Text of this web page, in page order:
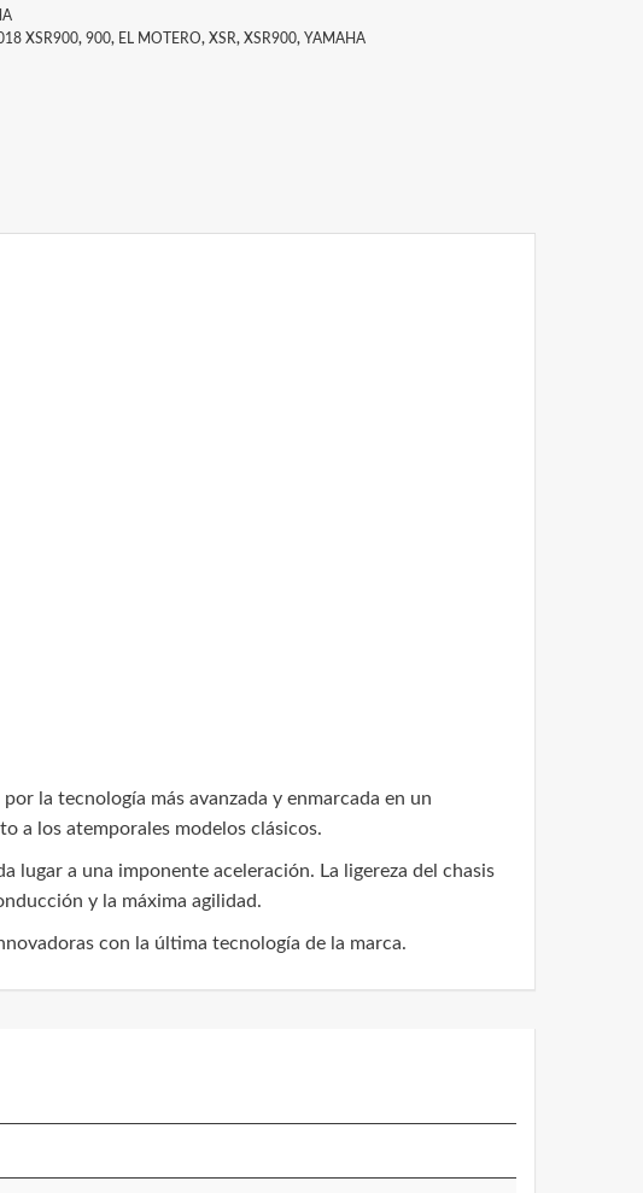
XSR900, 900, EL MOTERO, XSR, XSR900, YAMAHA
la tecnología más avanzada y enmarcada en un
a los atemporales modelos clásicos.
lugar a una imponente aceleración. La ligereza del chasis
y la máxima agilidad.
con la última tecnología de la marca.